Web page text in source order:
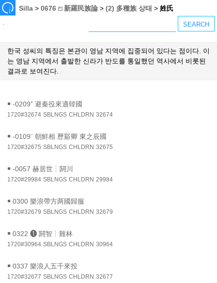
Silla >0676 ⏍ 新羅民族論 >(2) 多種族 상태 >姓氏
한국 성씨의 특징은 본관이 영남 지역에 집중되어 있다는 점이다. 이
는 영남 지역에서 출발한 신라가 반도를 통일했던 역사에서 비롯된
결과로 보여진다.
￭ -0209⁺ 避秦役來適韓國
1720#32674 SBLNGS CHLDRN 32674
￭ -0109⁻ 朝鮮相 歷谿卿 東之辰國
1720#32675 SBLNGS CHLDRN 32675
￭ -0057 赫居世┆閼川
1720#29984 SBLNGS CHLDRN 29984
￭ 0300 樂浪帶方两國歸服
1720#32679 SBLNGS CHLDRN 32679
￭ 0322 ❶ 閼智┆雞林
1720#30964 SBLNGS CHLDRN 30964
￭ 0337 樂浪人五千來投
1720#32677 SBLNGS CHLDRN 32677